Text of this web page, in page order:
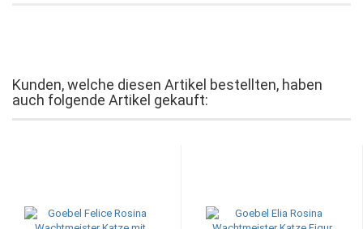
Kunden, welche diesen Artikel bestellten, haben
auch folgende Artikel gekauft: